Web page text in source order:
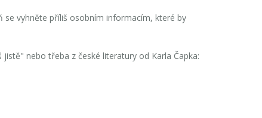
se vyhněte příliš osobním informacím, které by
nebo třeba z české literatury od Karla Čapka: